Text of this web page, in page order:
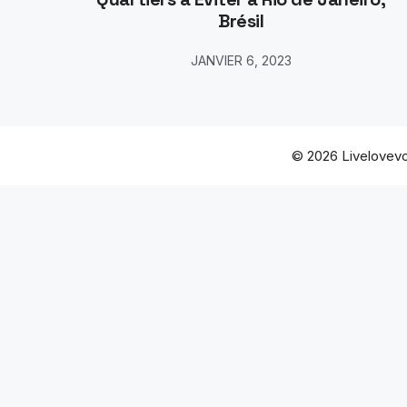
Brésil
JANVIER 6, 2023
© 2026